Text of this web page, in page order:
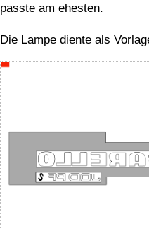
passte am ehesten.
Die Lampe diente als